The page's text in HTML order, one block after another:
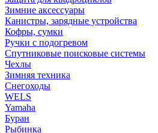
Зимние аксессуары
Канистры, зарядные устройства
Кофры, сумки
Ручки с подогревом
Спутниковые поисковые системы
Чехлы
Зимняя техника
Снегоходы
WELS
Yamaha
Буран
Рыбинка